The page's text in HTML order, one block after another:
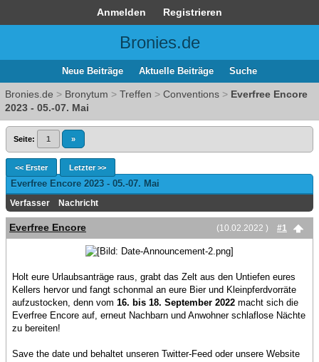
Anmelden Registrieren
Bronies.de
Neue Beiträge Aktuelle Beiträge Suche
Bronies.de > Bronytum > Treffen > Conventions > Everfree Encore
2023 - 05.-07. Mai
Seite: 1 »
<< Erster Letzter >>
Everfree Encore 2023 - 05.-07. Mai
Verfasser Nachricht
(10.02.2022 ) #1
Everfree Encore
Holt eure Urlaubsanträge raus, grabt das Zelt aus den Untiefen eures
Kellers hervor und fangt schonmal an eure Bier und Kleinpferdvorräte
aufzustocken, denn vom 16. bis 18. September 2022 macht sich die
Everfree Encore auf, erneut Nachbarn und Anwohner schlaflose Nächte
zu bereiten!
Save the date und behaltet unseren Twitter-Feed oder unsere Website